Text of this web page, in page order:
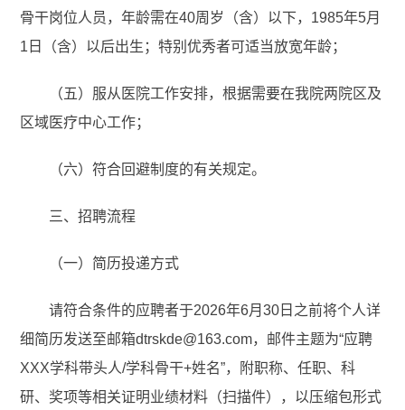
骨干岗位人员，年龄需在40周岁（含）以下，1985年5月
1日（含）以后出生；特别优秀者可适当放宽年龄；
（五）服从医院工作安排，根据需要在我院两院区及
区域医疗中心工作；
（六）符合回避制度的有关规定。
三、招聘流程
（一）简历投递方式
请符合条件的应聘者于2026年6月30日之前将个人详
细简历发送至邮箱dtrskde@163.com，邮件主题为“应聘
XXX学科带头人/学科骨干+姓名”，附职称、任职、科
研、奖项等相关证明业绩材料（扫描件），以压缩包形式